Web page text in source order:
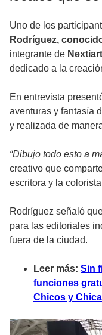
Uno de los
Rodríguez,
integrante de
dedicado a la
En entrevista
aventuras y fantasía
y realizada de
“Dibujo todo esto a
creativo que
escritora y la
Rodríguez señaló
para las editoriales
fuera de la ciudad.
Leer más: Sin
funciones
Chicos y